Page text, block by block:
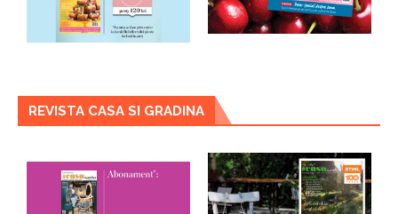
REVISTA CASA SI GRADINA